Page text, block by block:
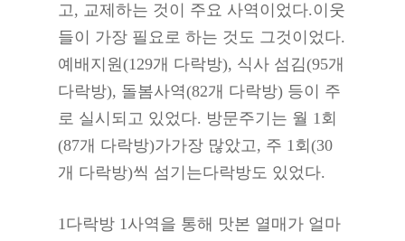
고, 교제하는 것이 주요 사역이었다.이웃
들이 가장 필요로 하는 것도 그것이었다.
예배지원(129개 다락방), 식사 섬김(95개
다락방), 돌봄사역(82개 다락방) 등이 주
로 실시되고 있었다. 방문주기는 월 1회
(87개 다락방)가가장 많았고, 주 1회(30
개 다락방)씩 섬기는다락방도 있었다.
1다락방 1사역을 통해 맛본 열매가 얼마